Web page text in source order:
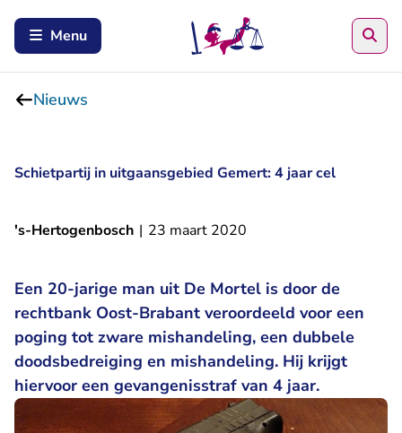
Menu
Nieuws
Schietpartij in uitgaansgebied Gemert: 4 jaar cel
's-Hertogenbosch | 23 maart 2020
Een 20-jarige man uit De Mortel is door de
rechtbank Oost-Brabant veroordeeld voor een
poging tot zware mishandeling, een dubbele
doodsbedreiging en mishandeling. Hij krijgt
hiervoor een gevangenisstraf van 4 jaar.